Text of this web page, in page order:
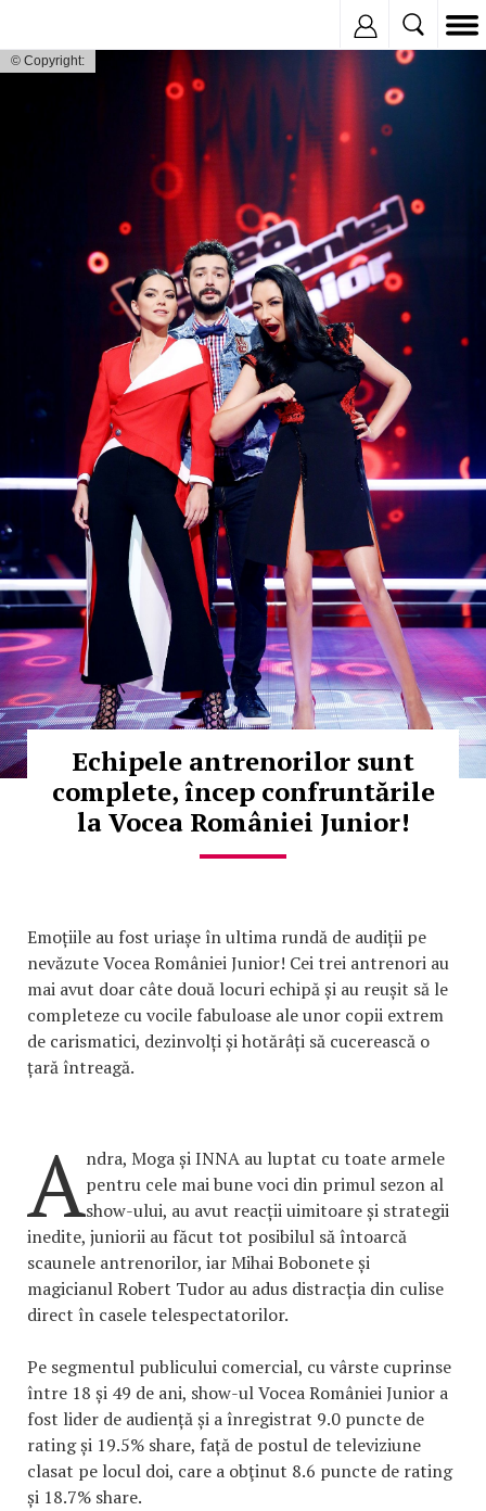
© Copyright:
Echipele antrenorilor sunt
complete, încep confruntările
la Vocea României Junior!
Emoțiile au fost uriașe în ultima rundă de audiții pe
nevăzute Vocea României Junior! Cei trei antrenori au
mai avut doar câte două locuri echipă și au reușit să le
completeze cu vocile fabuloase ale unor copii extrem
de carismatici, dezinvolți și hotărâți să cucerească o
țară întreagă.
Andra, Moga și INNA au luptat cu toate armele
pentru cele mai bune voci din primul sezon al
show-ului, au avut reacții uimitoare și strategii
inedite, juniorii au făcut tot posibilul să întoarcă
scaunele antrenorilor, iar Mihai Bobonete și
magicianul Robert Tudor au adus distracția din culise
direct în casele telespectatorilor.
Pe segmentul publicului comercial, cu vârste cuprinse
între 18 și 49 de ani, show-ul Vocea României Junior a
fost lider de audiență și a înregistrat 9.0 puncte de
rating și 19.5% share, față de postul de televiziune
clasat pe locul doi, care a obţinut 8.6 puncte de rating
și 18.7% share.